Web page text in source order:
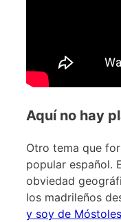
Aquí no hay
Otro tema que
popular español.
obviedad
los madrileños
y soy de Móstoles